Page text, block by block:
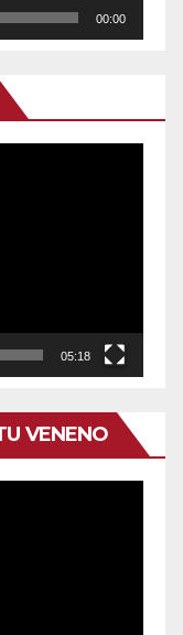
00:00
05:18
VENENO